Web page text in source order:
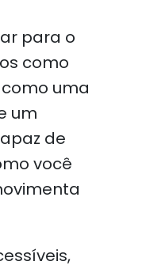
para o
como
uma
um
de
você